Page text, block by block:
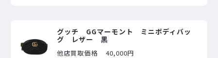
グッチ GGマーモント ミニボディバッ
グ レザー 黒
他店買取価格
40,000円